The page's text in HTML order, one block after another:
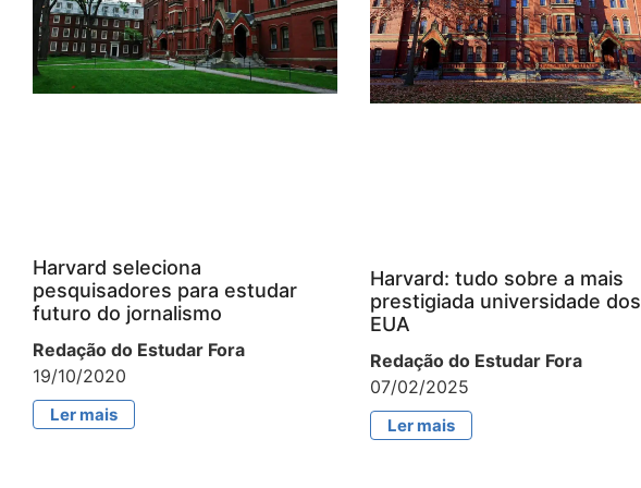
Harvard seleciona
pesquisadores para estudar
futuro do jornalismo
Redação do Estudar Fora
19/10/2020
Ler mais
Harvard: tudo sobre a mais
prestigiada universidade dos
EUA
Redação do Estudar Fora
07/02/2025
Ler mais